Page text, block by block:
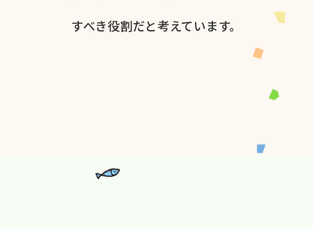
すべき役割だと​考えています。​